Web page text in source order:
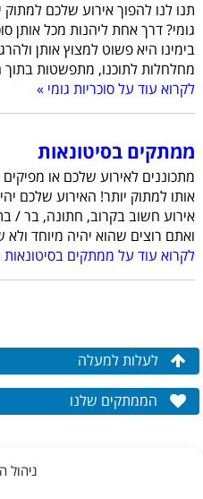
ניהול
תנו לנו להפוך אירוע שלכם למתוק
גומי? דרך אחת ליהנות מכל אותן
בימינו היא פשוט למצוץ אותן
מחלחלות לתוכנו, מתפשטות
לקרוא עוד על סוכריות גומי »
ממתקים בסיטונאות
מתכוננים לאירוע שלכם או
אותו למתוק יותר! האירוע שלכם
אירוע חשוב בקרוב, חתונה, בר /
ואתם רוצים שהוא יהיה מיוחד ולא
לקרוא עוד על ממתקים בסיטונאות
לעלות למעלה
הממתקים שלנו